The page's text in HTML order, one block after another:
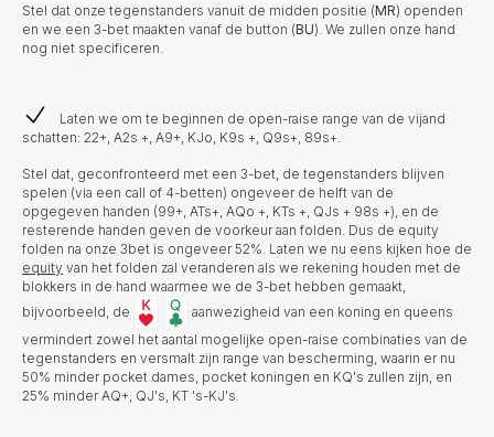
Stel dat onze tegenstanders vanuit de midden positie (MR) openden
en we een 3-bet maakten vanaf de button (BU). We zullen onze hand
nog niet specificeren.
Laten we om te beginnen de open-raise range van de vijand
schatten: 22+, A2s +, A9+, KJo, K9s +, Q9s+, 89s+.
Stel dat, geconfronteerd met een 3-bet, de tegenstanders blijven
spelen (via een call of 4-betten) ongeveer de helft van de
opgegeven handen (99+, ATs+, AQo +, KTs +, QJs + 98s +), en de
resterende handen geven de voorkeur aan folden. Dus de equity
folden na onze 3bet is ongeveer 52%. Laten we nu eens kijken hoe de
equity van het folden zal veranderen als we rekening houden met de
blokkers in de hand waarmee we de 3-bet hebben gemaakt,
bijvoorbeeld, de
aanwezigheid van een koning en queens
vermindert zowel het aantal mogelijke open-raise combinaties van de
tegenstanders en versmalt zijn range van bescherming, waarin er nu
50% minder pocket dames, pocket koningen en KQ's zullen zijn, en
25% minder AQ+, QJ's, KT 's-KJ's.